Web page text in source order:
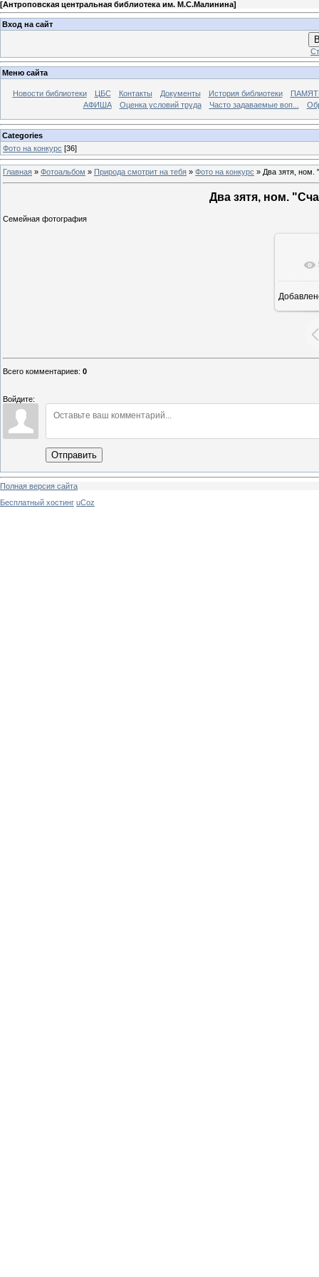
[Антроповская центральная библиотека им. М.С.Малинина]
Вход на сайт
Меню сайта
Новости библиотеки ЦБС Контакты Документы История библиотеки
АФИША
Оценка условий труда Часто задаваемые воп...
Categories
Фото на конкурс [36]
Главная » Фотоальбом » Природа смотрит на тебя » Фото на конкурс » Два зятя, ном.
Два зятя, ном.
Семейная фотография
Всего комментариев: 0
Войдите:
Отправить
Полная версия сайта
Бесплатный хостинг uCoz